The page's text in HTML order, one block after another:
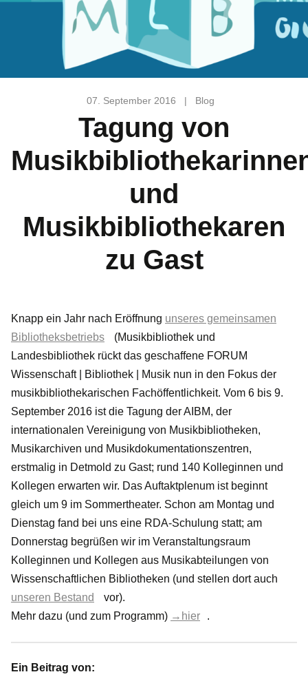
07. September 2016 | Blog
Tagung von
und
Musikbibliothekaren
zu Gast
Knapp ein Jahr nach Eröffnung unseres gemeinsamen
Bibliotheksbetriebs
(Musikbibliothek und
Landesbibliothek rückt das geschaffene FORUM
Wissenschaft | Bibliothek | Musik nun in den Fokus der
musikbibliothekarischen Fachöffentlichkeit. Vom 6 bis 9.
September 2016 ist die Tagung der AIBM, der
internationalen Vereinigung von Musikbibliotheken,
Musikarchiven und Musikdokumentationszentren,
erstmalig in Detmold zu Gast; rund 140 Kolleginnen und
Kollegen erwarten wir. Das Auftaktplenum ist beginnt
gleich um 9 im Sommertheater. Schon am Montag und
Dienstag fand bei uns eine RDA-Schulung statt; am
Donnerstag begrüßen wir im Veranstaltungsraum
Kolleginnen und Kollegen aus Musikabteilungen von
Wissenschaftlichen Bibliotheken (und stellen dort auch
unseren Bestand
vor).
Mehr dazu (und zum Programm) →hier .
Ein Beitrag von: